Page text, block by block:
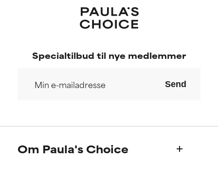
Specialtilbud til nye medlemmer
Send
Om Paula's Choice